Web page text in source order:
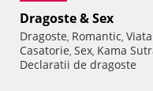
Dragoste & Sex
Dragoste, Romantic,
Casatorie, Sex, Kama
Declaratii de dragoste